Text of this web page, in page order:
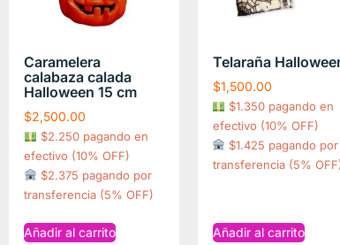
Caramelera
calabaza calada
Halloween 15 cm
$2,500.00
$2.250 pagando en
efectivo (10% OFF)
$2.375 pagando por
transferencia (5% OFF)
Añadir al carrito
Telaraña
$1,500.00
$1.350 pagando en
efectivo (10% OFF)
$1.425 pagando por
transferencia (5%
Añadir al carrito